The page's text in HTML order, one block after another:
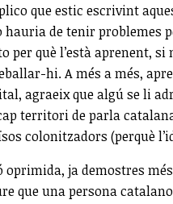
que estic escrivint
de tenir problemes
què l’està aprenent,
hi. A més a més,
agraeix que algú se li
territori de parla
colonitzadors (perquè
ja demostres
que una persona